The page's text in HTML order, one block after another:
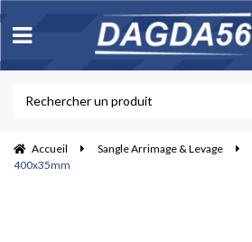
Accueil Sangle Arrimage & Levage
400x35mm